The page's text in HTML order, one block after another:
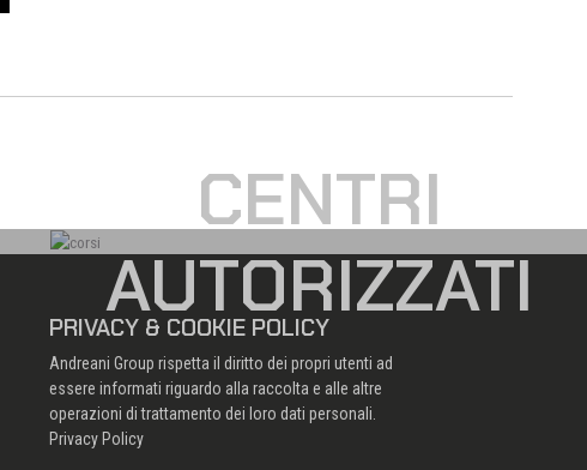
CENTRI
AUTORIZZATI
PRIVACY & COOKIE POLICY
Andreani Group rispetta il diritto dei propri utenti ad
essere informati riguardo alla raccolta e alle altre
operazioni di trattamento dei loro dati personali.
Privacy Policy